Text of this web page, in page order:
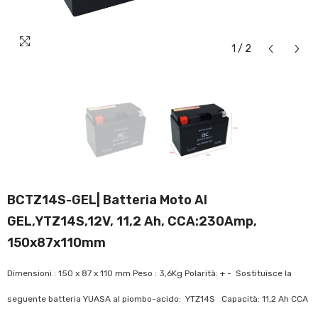
1 / 2
BCTZ14S-GEL| Batteria Moto Al
GEL,YTZ14S,12V, 11,2 Ah, CCA:230Amp,
150x87x110mm
Dimensioni : 150 x 87 x 110 mm Peso : 3,6Kg Polarità: + - Sostituisce la
seguente batteria YUASA al piombo-acido: YTZ14S Capacità: 11,2 Ah CCA